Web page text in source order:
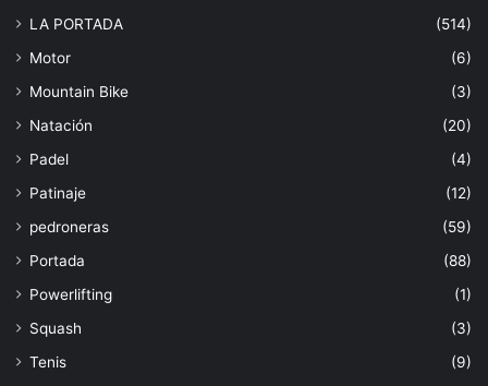
LA PORTADA
(514)
Motor
(6)
Mountain Bike
(3)
Natación
(20)
Padel
(4)
Patinaje
(12)
pedroneras
(59)
Portada
(88)
Powerlifting
(1)
Squash
(3)
Tenis
(9)